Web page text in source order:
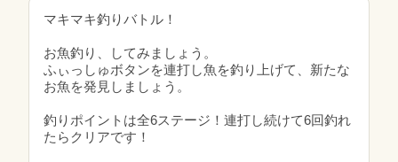
マキマキ釣りバトル！
お魚釣り、してみましょう。
ふぃっしゅボタンを連打し魚を釣り上げて、新たな
お魚を発見しましょう。
釣りポイントは全6ステージ！連打し続けて6回釣れ
たらクリアです！